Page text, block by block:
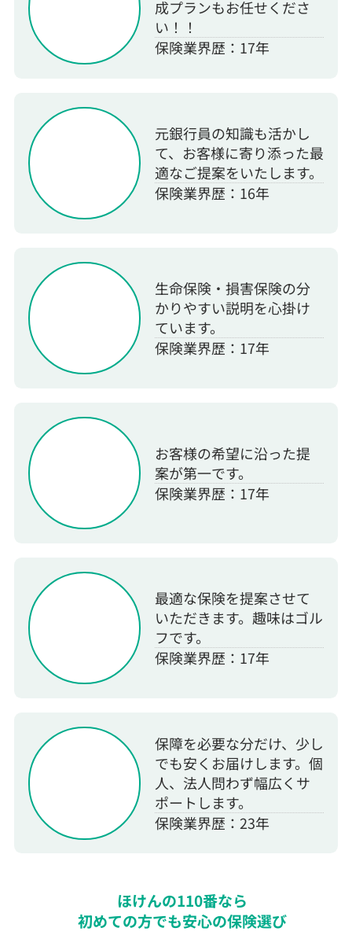
成プランもお任せくださ
い！！
保険業界歴：17年
元銀行員の知識も活かし
て、お客様に寄り添った最
適なご提案をいたします。
保険業界歴：16年
生命保険・損害保険の分
かりやすい説明を心掛け
ています。
保険業界歴：17年
お客様の希望に沿った提
案が第一です。
保険業界歴：17年
最適な保険を提案させて
いただきます。趣味はゴル
フです。
保険業界歴：17年
保障を必要な分だけ、少し
でも安くお届けします。個
人、法人問わず幅広くサ
ポートします。
保険業界歴：23年
ほけんの110番なら
初めての方でも安心の保険選び